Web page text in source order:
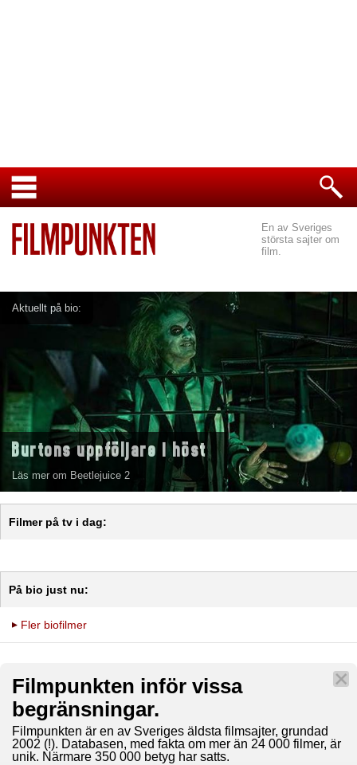
En av Sveriges
största sajter om
film.
Aktuellt på bio:
Burtons uppföljare i höst
Läs mer om Beetlejuice 2
Filmer på tv i dag:
På bio just nu:
Fler biofilmer
Filmpunkten inför vissa
begränsningar.
Filmpunkten är en av Sveriges äldsta filmsajter, grundad
2002 (!). Databasen, med fakta om mer än 24 000 filmer, är
unik. Närmare 350 000 betyg har satts.